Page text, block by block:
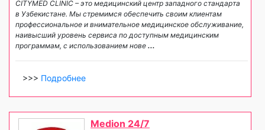
CITYMED CLINIC – это медицинский центр западного стандарта
в Узбекистане. Мы стремимся обеспечить своим клиентам
профессиональное и внимательное медицинское обслуживание,
наивысший уровень сервиса по доступным медицинским
программам, с использованием нове ...
>>> Подробнее
Medion 24/7